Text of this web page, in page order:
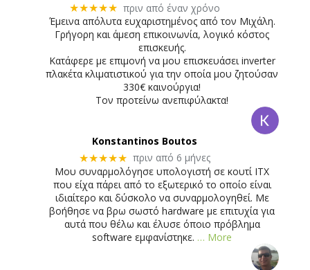
★★★★★ πριν από έναν χρόνο
Έμεινα απόλυτα ευχαριστημένος από τον Μιχάλη.
Γρήγορη και άμεση επικοινωνία, λογικό κόστος
επισκευής.
Κατάφερε με επιμονή να μου επισκευάσει inverter
πλακέτα κλιματιστικού για την οποία μου ζητούσαν
330€ καινούργια!
Τον προτείνω ανεπιφύλακτα!
Konstantinos Boutos
★★★★★ πριν από 6 μήνες
Μου συναρμολόγησε υπολογιστή σε κουτί ITX
που είχα πάρει από το εξωτερικό το οποίο είναι
ιδιαίτερο και δύσκολο να συναρμολογηθεί. Με
βοήθησε να βρω σωστό hardware με επιτυχία για
αυτά που θέλω και έλυσε όποιο πρόβλημα
software εμφανίστηκε. … More